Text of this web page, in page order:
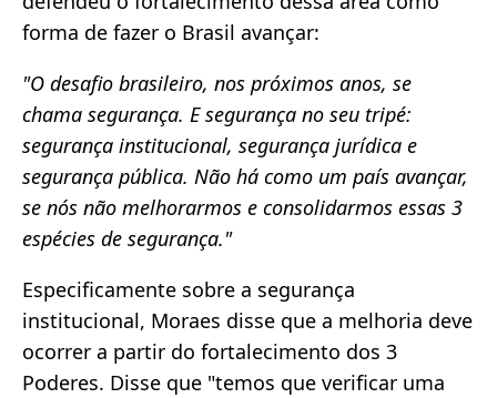
forma de fazer o Brasil avançar:
"O desafio brasileiro, nos próximos anos, se
chama segurança. E segurança no seu tripé:
segurança institucional, segurança jurídica e
segurança pública. Não há como um país avançar,
se nós não melhorarmos e consolidarmos essas 3
espécies de segurança."
Especificamente sobre a segurança
institucional, Moraes disse que a melhoria deve
ocorrer a partir do fortalecimento dos 3
Poderes. Disse que "temos que verificar uma